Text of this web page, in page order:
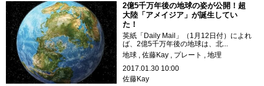
2億5千万年後の地球の姿が公開！超
大陸「アメイジア」が誕生してい
た！
英紙「Daily Mail」（1月12日付）によれ
ば、2億5千万年後の地球は、北...
地球
佐藤Kay プレート
地理
2017.01.30 10:00
佐藤Kay